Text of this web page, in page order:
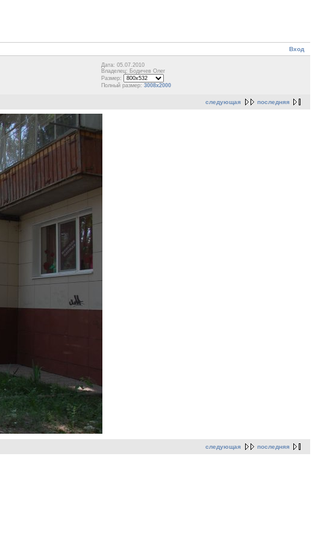
Вход
Дата: 05.07.2010
Владелец: Бодичев Олег
Размер:
Полный размер: 3008x2000
следующая последняя
следующая последняя